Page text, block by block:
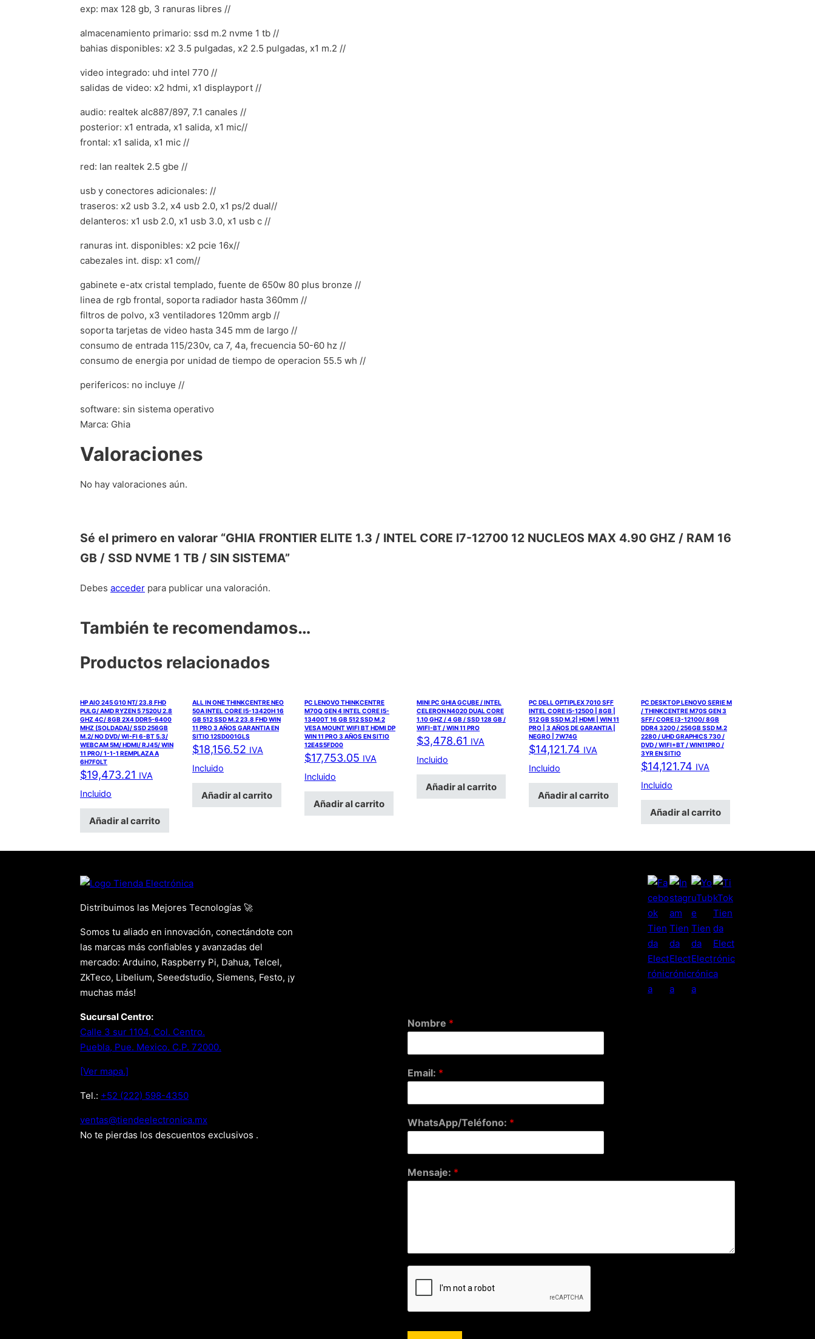
exp: max 128 gb, 3 ranuras libres //
almacenamiento primario: ssd m.2 nvme 1 tb //
bahias disponibles: x2 3.5 pulgadas, x2 2.5 pulgadas, x1 m.2 //
video integrado: uhd intel 770 //
salidas de video: x2 hdmi, x1 displayport //
audio: realtek alc887/897, 7.1 canales //
posterior: x1 entrada, x1 salida, x1 mic//
frontal: x1 salida, x1 mic //
red: lan realtek 2.5 gbe //
usb y conectores adicionales: //
traseros: x2 usb 3.2, x4 usb 2.0, x1 ps/2 dual//
delanteros: x1 usb 2.0, x1 usb 3.0, x1 usb c //
ranuras int. disponibles: x2 pcie 16x//
cabezales int. disp: x1 com//
gabinete e-atx cristal templado, fuente de 650w 80 plus bronze //
linea de rgb frontal, soporta radiador hasta 360mm //
filtros de polvo, x3 ventiladores 120mm argb //
soporta tarjetas de video hasta 345 mm de largo //
consumo de entrada 115/230v, ca 7, 4a, frecuencia 50-60 hz //
consumo de energia por unidad de tiempo de operacion 55.5 wh //
perifericos: no incluye //
software: sin sistema operativo
Marca: Ghia
Valoraciones
No hay valoraciones aún.
Sé el primero en valorar “GHIA FRONTIER ELITE 1.3 / INTEL CORE I7-12700 12 NUCLEOS MAX 4.90 GHZ / RAM 16
GB / SSD NVME 1 TB / SIN SISTEMA”
Debes acceder para publicar una valoración.
También te recomendamos…
Productos relacionados
HP AIO 245 G10 NT/ 23.8 FHD
PULG/ AMD RYZEN 5 7520U 2.8
GHZ 4C/ 8GB 2X4 DDR5-6400
MHZ (SOLDADA)/ SSD 256GB
M.2/ NO DVD/ WI-FI 6-BT 5.3/
WEBCAM 5M/ HDMI/ RJ45/ WIN
11 PRO/ 1-1-1 REMPLAZA A
6H7F0LT
$19,473.21 IVA
Incluido
Añadir al carrito
ALL IN ONE THINKCENTRE NEO
50A INTEL CORE I5-13420H 16
GB 512 SSD M.2 23.8 FHD WIN
11 PRO 3 AÑOS GARANTIA EN
SITIO 12SD001GLS
$18,156.52 IVA
Incluido
Añadir al carrito
PC LENOVO THINKCENTRE
M70Q GEN 4 INTEL CORE I5-
13400T 16 GB 512 SSD M.2
VESA MOUNT WIFI BT HDMI DP
WIN 11 PRO 3 AÑOS EN SITIO
12E4S5FD00
$17,753.05 IVA
Incluido
Añadir al carrito
MINI PC GHIA GCUBE / INTEL
CELERON N4020 DUAL CORE
1.10 GHZ / 4 GB / SSD 128 GB /
WIFI-BT / WIN 11 PRO
$3,478.61 IVA
Incluido
Añadir al carrito
PC DELL OPTIPLEX 7010 SFF
INTEL CORE I5-12500 | 8GB |
512 GB SSD M.2| HDMI | WIN 11
PRO | 3 AÑOS DE GARANTIA |
NEGRO | 7W74G
$14,121.74 IVA
Incluido
Añadir al carrito
PC DESKTOP LENOVO SERIE M
/ THINKCENTRE M70S GEN 3
SFF/ CORE I3-12100/ 8GB
DDR4 3200 / 256GB SSD M.2
2280 / UHD GRAPHICS 730 /
DVD / WIFI+BT / WIN11PRO /
3YR EN SITIO
$14,121.74 IVA
Incluido
Añadir al carrito
Distribuimos las Mejores Tecnologías 🚀
Somos tu aliado en innovación, conectándote con
las marcas más confiables y avanzadas del
mercado: Arduino, Raspberry Pi, Dahua, Telcel,
ZkTeco, Libelium, Seeedstudio, Siemens, Festo, ¡y
muchas más!
Sucursal Centro:
Calle 3 sur 1104, Col. Centro.
Puebla, Pue. Mexico. C.P. 72000.
[Ver mapa.]
Tel.: +52 (222) 598-4350
xm.acinortceleedneit@satnev
No te pierdas los descuentos exclusivos .
Nombre *
Email: *
WhatsApp/Teléfono: *
Mensaje: *